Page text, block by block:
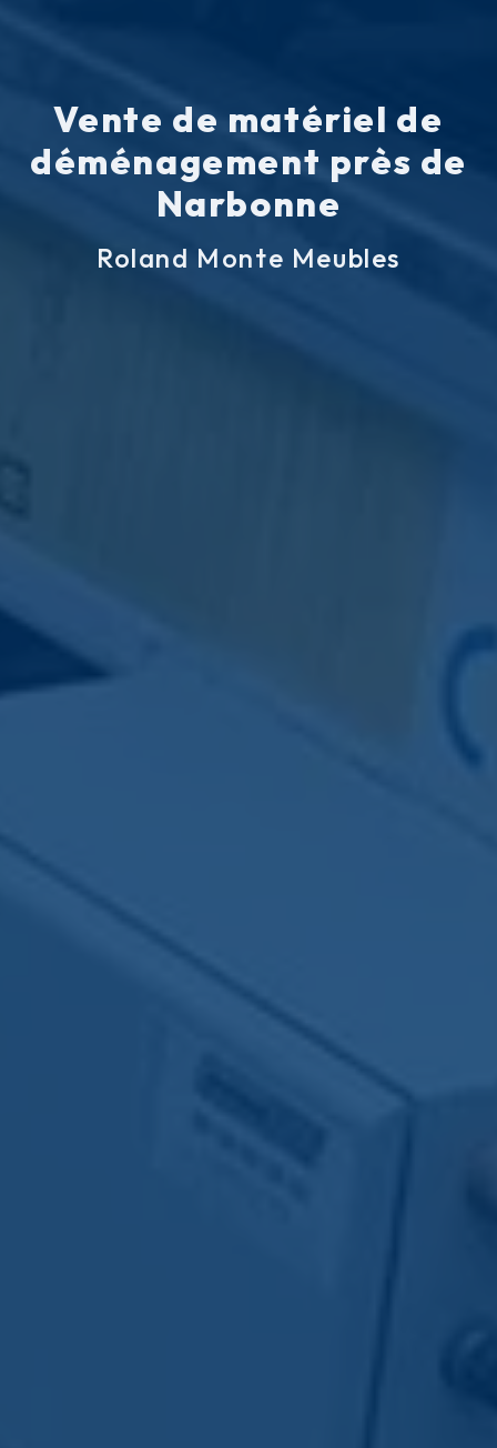
Vente de matériel de
déménagement près de
Narbonne
Roland Monte Meubles